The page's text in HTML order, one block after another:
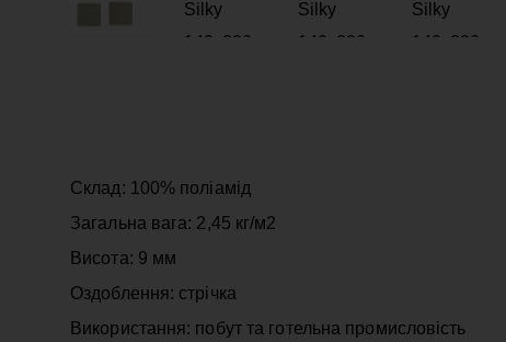
Склад: 100% поліамід
Загальна вага: 2,45 кг/м2
Висота: 9 мм
Оздоблення: стрічка
Використання: побут та готельна промисловість